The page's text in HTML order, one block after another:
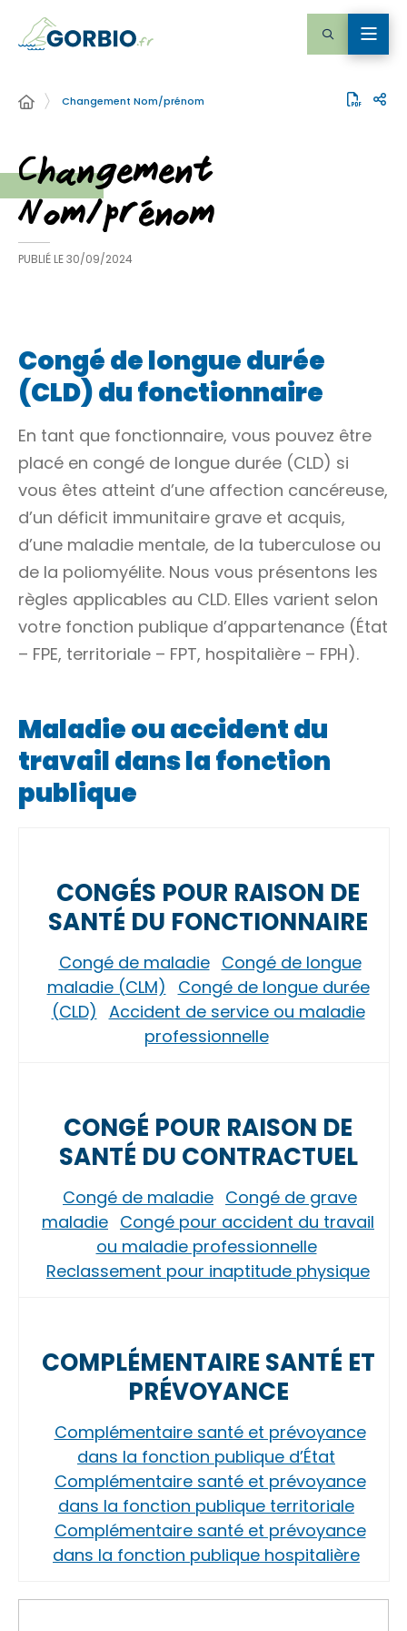
Changement Nom/prénom
Changement
Nom/prénom
PUBLIÉ LE30/09/2024
Congé de longue durée
(CLD) du fonctionnaire
En tant que fonctionnaire, vous pouvez être
placé en congé de longue durée (CLD) si
vous êtes atteint d’une affection cancéreuse,
d’un déficit immunitaire grave et acquis,
d’une maladie mentale, de la tuberculose ou
de la poliomyélite. Nous vous présentons les
règles applicables au CLD. Elles varient selon
votre fonction publique d’appartenance (État
– FPE, territoriale – FPT, hospitalière – FPH).
Maladie ou accident du
travail dans la fonction
publique
CONGÉS POUR RAISON DE
SANTÉ DU FONCTIONNAIRE
Congé de maladie Congé de longue
maladie (CLM)
Congé de longue durée
(CLD) Accident de service ou maladie
professionnelle
CONGÉ POUR RAISON DE
SANTÉ DU CONTRACTUEL
Congé de maladie Congé de grave
maladie Congé pour accident du travail
ou maladie professionnelle
Reclassement pour inaptitude physique
COMPLÉMENTAIRE SANTÉ ET
PRÉVOYANCE
Complémentaire santé et prévoyance
dans la fonction publique d’État
Complémentaire santé et prévoyance
dans la fonction publique territoriale
Complémentaire santé et prévoyance
dans la fonction publique hospitalière